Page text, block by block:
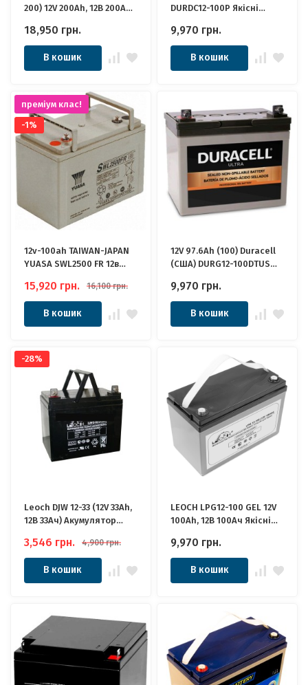
200) 12V 200Ah, 12В 200Ач
18,950 грн.
В кошик
DURDC12-100P Якісні
Інвертора, ДБЖ, Панелей
Сонячних
9,970 грн.
В кошик
преміум клас!
-1%
12v-100ah TAIWAN-JAPAN
YUASA SWL2500 FR 12в
для Котла, Інвертора,
ДБЖ, ДБЖ, Панелей
Сонячних
15,920 грн. 16,100 грн.
В кошик
12V 97.6Ah (100) Duracell
(США) DURG12-100DTUS
для Котла, ДБЖ,
Інвертора, панелей
сонячних
9,970 грн.
В кошик
-28%
Leoch DJW 12-33 (12V 33Ah,
12В 33Ач) Акумулятор
3,546 грн. 4,900 грн.
В кошик
LEOCH LPG12-100 GEL 12V
100Ah, 12В 100Ач Якісні
Інвертора, ДБЖ, Панелей
Сонячних
9,970 грн.
В кошик